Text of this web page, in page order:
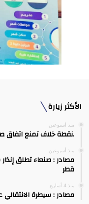
الأكثر زيارة
منذ أسبوعين
.نقطة خلاف تمنع اتفاق
منذ أسبوعين
مصادر : صنعاء تطلق
قطر
منذ 4 أسابيع
مصادر : سيطرة